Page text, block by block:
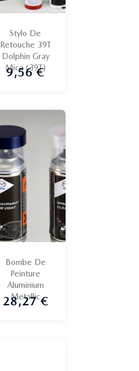
Stylo De
Retouche 39T
Dolphin Gray
Mica (39T)
Prix
9,56 €
Bombe De
Peinture
Aluminium
Metallic
Prix
28,27 €